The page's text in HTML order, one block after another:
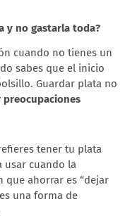
y no gastarla toda?
cuando no tienes un
sabes que el inicio
Guardar plata no
preocupaciones
tener tu plata
usar cuando la
que ahorrar es “dejar
una forma de